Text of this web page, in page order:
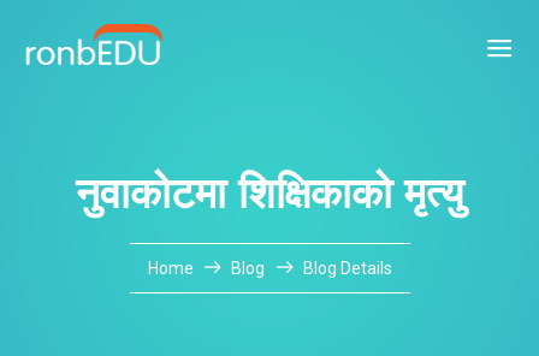
नुवाकोटमा शिक्षिकाको मृत्यु
Home Blog Blog Details